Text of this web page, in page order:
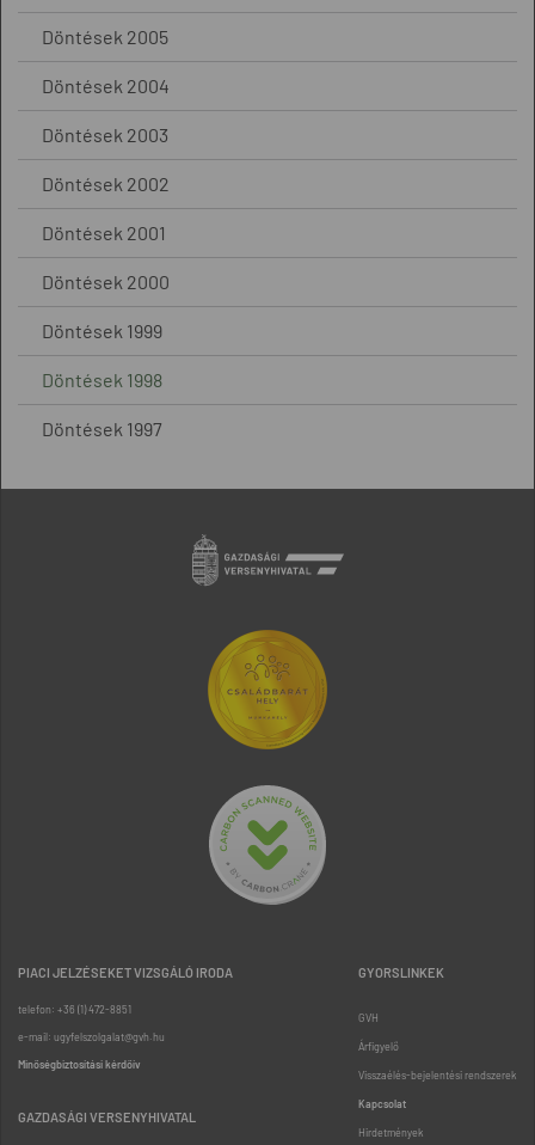
Döntések 2005
Döntések 2004
Döntések 2003
Döntések 2002
Döntések 2001
Döntések 2000
Döntések 1999
Döntések 1998
Döntések 1997
PIACI JELZÉSEKET VIZSGÁLÓ IRODA
telefon: +36 (1) 472-8851
e-mail: ugyfelszolgalat@gvh.hu
Minőségbiztosítási kérdőív
GAZDASÁGI VERSENYHIVATAL
GYORSLINKEK
GVH
Árfigyelő
Visszaélés-bejelentési rendszerek
Kapcsolat
Hirdetmények